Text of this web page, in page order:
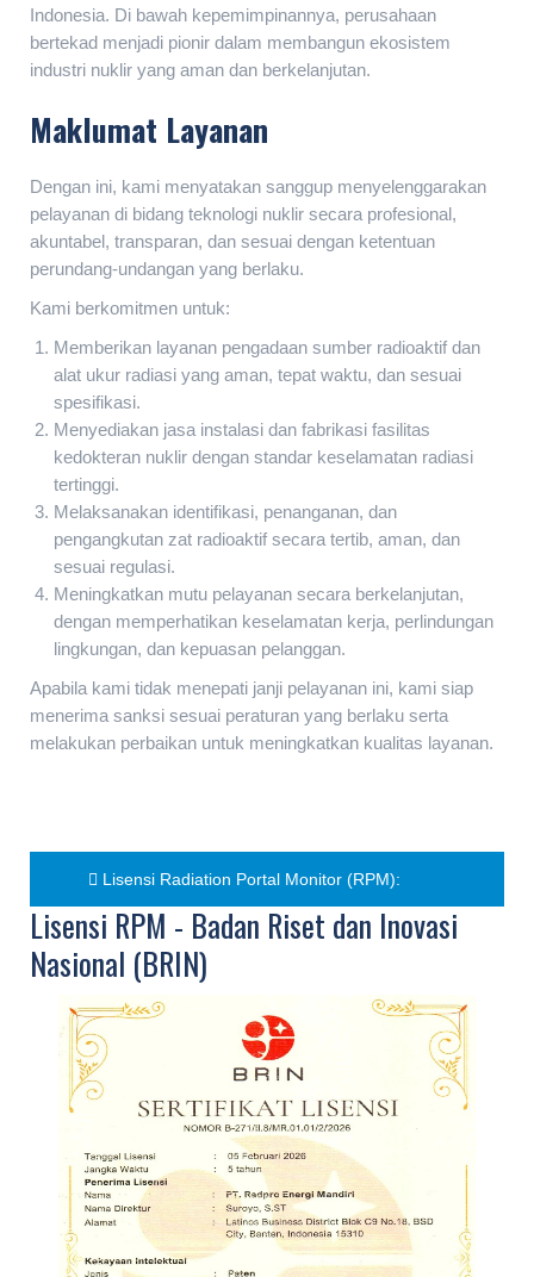
Indonesia. Di bawah kepemimpinannya, perusahaan
bertekad menjadi pionir dalam membangun ekosistem
industri nuklir yang aman dan berkelanjutan.
Maklumat Layanan
Dengan ini, kami menyatakan sanggup menyelenggarakan
pelayanan di bidang teknologi nuklir secara profesional,
akuntabel, transparan, dan sesuai dengan ketentuan
perundang-undangan yang berlaku.
Kami berkomitmen untuk:
Memberikan layanan pengadaan sumber radioaktif dan
alat ukur radiasi yang aman, tepat waktu, dan sesuai
spesifikasi.
Menyediakan jasa instalasi dan fabrikasi fasilitas
kedokteran nuklir dengan standar keselamatan radiasi
tertinggi.
Melaksanakan identifikasi, penanganan, dan
pengangkutan zat radioaktif secara tertib, aman, dan
sesuai regulasi.
Meningkatkan mutu pelayanan secara berkelanjutan,
dengan memperhatikan keselamatan kerja, perlindungan
lingkungan, dan kepuasan pelanggan.
Apabila kami tidak menepati janji pelayanan ini, kami siap
menerima sanksi sesuai peraturan yang berlaku serta
melakukan perbaikan untuk meningkatkan kualitas layanan.
Lisensi Radiation Portal Monitor (RPM):
Lisensi RPM - Badan Riset dan Inovasi
Nasional (BRIN)